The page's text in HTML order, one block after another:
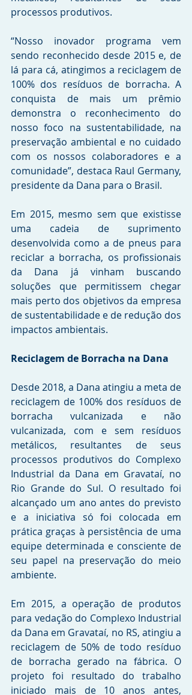
processos produtivos.
“Nosso inovador programa vem
sendo reconhecido desde 2015 e, de
lá para cá, atingimos a reciclagem de
100% dos resíduos de borracha. A
conquista de mais um prêmio
demonstra o reconhecimento do
nosso foco na sustentabilidade, na
preservação ambiental e no cuidado
com os nossos colaboradores e a
comunidade”, destaca Raul Germany,
presidente da Dana para o Brasil.
Em 2015, mesmo sem que existisse
uma cadeia de suprimento
desenvolvida como a de pneus para
reciclar a borracha, os profissionais
da Dana já vinham buscando
soluções que permitissem chegar
mais perto dos objetivos da empresa
de sustentabilidade e de redução dos
impactos ambientais.
Reciclagem de Borracha na Dana
Desde 2018, a Dana atingiu a meta de
reciclagem de 100% dos resíduos de
borracha vulcanizada e não
vulcanizada, com e sem resíduos
metálicos, resultantes de seus
processos produtivos do Complexo
Industrial da Dana em Gravataí, no
Rio Grande do Sul. O resultado foi
alcançado um ano antes do previsto
e a iniciativa só foi colocada em
prática graças à persistência de uma
equipe determinada e consciente de
seu papel na preservação do meio
ambiente.
Em 2015, a operação de produtos
para vedação do Complexo Industrial
da Dana em Gravataí, no RS, atingiu a
reciclagem de 50% de todo resíduo
de borracha gerado na fábrica. O
projeto foi resultado do trabalho
iniciado mais de 10 anos antes,